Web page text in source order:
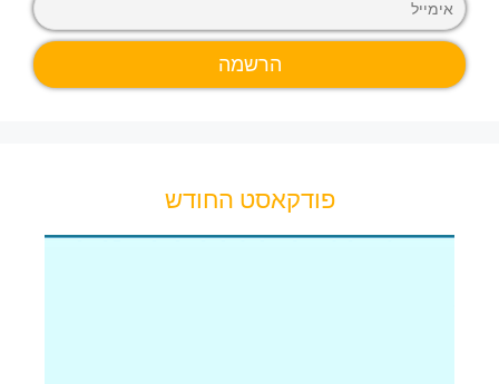
פודקאסט החודש